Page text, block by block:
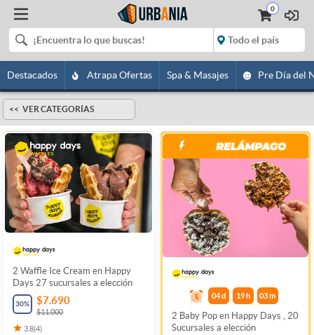
0
Destacados Atrapa Ofertas Spa & Masajes Pre Día del
VER CATEGORÍAS
2 Waffle Ice Cream en Happy
Days 27 sucursales a elección
30% $7.690
$11.000
3.8(4)
04 d 19 h 03m
2 Baby Pop en Happy Days , 20
Sucursales a elección